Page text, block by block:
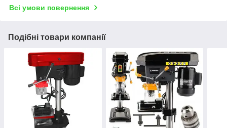
Всі умови повернення
Подібні товари компанії